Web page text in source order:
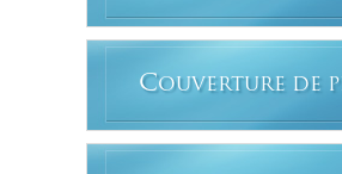
COUVERTURE DE